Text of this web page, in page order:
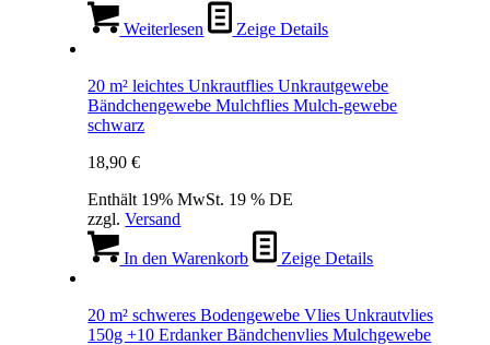
Weiterlesen Zeige Details
20 m² leichtes Unkrautflies Unkrautgewebe
Bändchengewebe Mulchflies Mulch-gewebe
schwarz
18,90€
Enthält 19% MwSt. 19 % DE
zzgl.Versand
In den Warenkorb Zeige Details
20 m² schweres Bodengewebe Vlies Unkrautvlies
150g +10 Erdanker Bändchenvlies Mulchgewebe